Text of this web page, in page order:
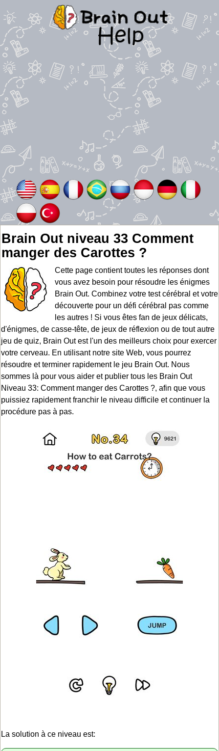
Brain Out niveau 33 Comment
manger des Carottes ?
Cette page contient toutes les réponses dont
vous avez besoin pour résoudre les énigmes
Brain Out. Combinez votre test cérébral et votre
découverte pour un défi cérébral pas comme
les autres ! Si vous êtes fan de jeux délicats,
d'énigmes, de casse-tête, de jeux de réflexion ou de tout autre
jeu de quiz, Brain Out est l'un des meilleurs choix pour exercer
votre cerveau. En utilisant notre site Web, vous pourrez
résoudre et terminer rapidement le jeu Brain Out. Nous
sommes là pour vous aider et publier tous les Brain Out
Niveau 33: Comment manger des Carottes ?, afin que vous
puissiez rapidement franchir le niveau difficile et continuer la
procédure pas à pas.
La solution à ce niveau est: